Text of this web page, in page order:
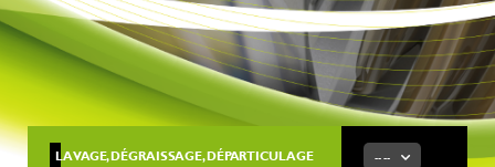
LAVAGE, DÉGRAISSAGE, DÉPARTICULAGE -- --